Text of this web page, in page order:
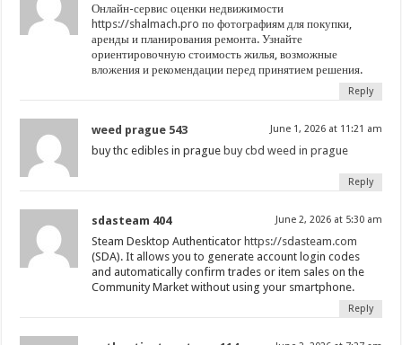
Онлайн-сервис оценки недвижимости
https://shalmach.pro по фотографиям для покупки,
аренды и планирования ремонта. Узнайте
ориентировочную стоимость жилья, возможные
вложения и рекомендации перед принятием решения.
Reply
weed prague 543 June 1, 2026 at 11:21 am
buy thc edibles in prague buy cbd weed in prague
Reply
sdasteam 404 June 2, 2026 at 5:30 am
Steam Desktop Authenticator https://sdasteam.com
(SDA). It allows you to generate account login codes
and automatically confirm trades or item sales on the
Community Market without using your smartphone.
Reply